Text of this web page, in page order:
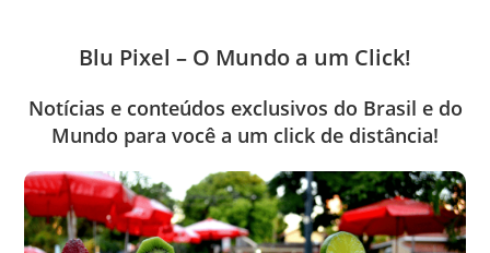
Blu Pixel – O Mundo a um Click!
Notícias e conteúdos exclusivos do Brasil e do
Mundo para você a um click de distância!